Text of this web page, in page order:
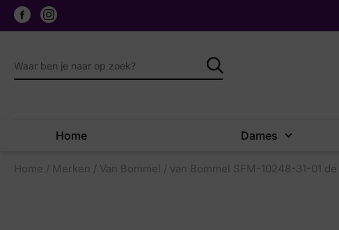
Home Dames
Home / Merken / Van Bommel / van Bommel SFM-10248-31-01